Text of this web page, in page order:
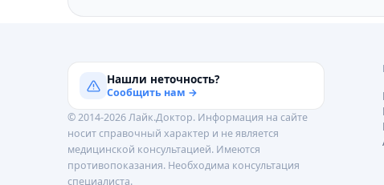
Нашли неточность?
Сообщить нам →
© 2014-2026 Лайк.Доктор. Информация на сайте
носит справочный характер и не является
медицинской консультацией. Имеются
противопоказания. Необходима консультация
специалиста.